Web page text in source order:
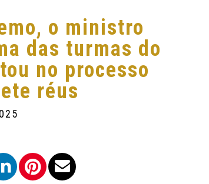
o ministro
das turmas do
no processo
réus